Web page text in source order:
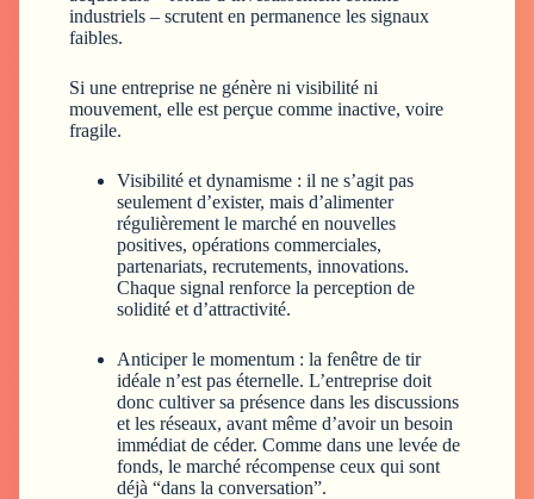
industriels – scrutent en permanence les signaux
faibles.
Si une entreprise ne génère ni visibilité ni
mouvement, elle est perçue comme inactive, voire
fragile.
Visibilité et dynamisme : il ne s’agit pas
seulement d’exister, mais d’alimenter
régulièrement le marché en nouvelles
positives, opérations commerciales,
partenariats, recrutements, innovations.
Chaque signal renforce la perception de
solidité et d’attractivité.
Anticiper le momentum : la fenêtre de tir
idéale n’est pas éternelle. L’entreprise doit
donc cultiver sa présence dans les discussions
et les réseaux, avant même d’avoir un besoin
immédiat de céder. Comme dans une levée de
fonds, le marché récompense ceux qui sont
déjà “dans la conversation”.